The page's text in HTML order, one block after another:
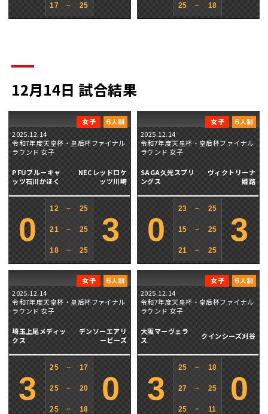
17 − 25 25 − 18
12月14日 試合結果
2025.12.14
令和7年度天皇杯・皇后杯ファイナル
ラウンド 女子
PFUブルーキャ
ッツ石川かほく
NECレッドロケ
ッツ川崎
0
12 − 25
21 − 25
18 − 25
3
2025.12.14
令和7年度天皇杯・皇后杯ファイナル
ラウンド 女子
SAGA久光スプリ
ングス
ヴィクトリーナ
姫路
0
23 − 25
15 − 25
21 − 25
3
2025.12.14
令和7年度天皇杯・皇后杯ファイナル
ラウンド 女子
埼玉上尾メディッ
クス
デンソーエアリ
ービーズ
3
25 − 17
25 − 20
25 − 18
0
2025.12.14
令和7年度天皇杯・皇后杯ファイナル
ラウンド 女子
大阪マーヴェラ
ス
クインシーズ刈谷
3
25 − 18
27 − 25
25 − 11
0